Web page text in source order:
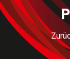
KNOW-HOW
UNSERE